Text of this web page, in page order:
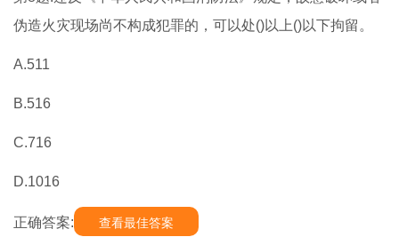
伪造火灾现场尚不构成犯罪的，可以处()以上()以下拘留。
A.511
B.516
C.716
D.1016
正确答案: 查看最佳答案